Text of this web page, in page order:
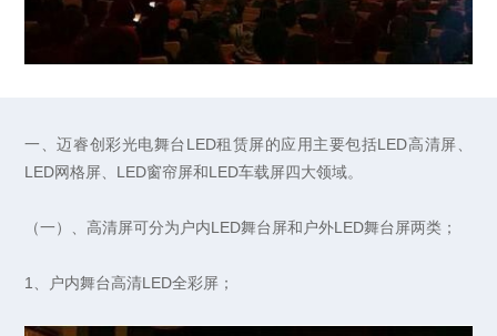
一、迈睿创彩光电舞台LED租赁屏的应用主要包括LED高清屏、
LED网格屏、LED窗帘屏和LED车载屏四大领域。
（一）、高清屏可分为户内LED舞台屏和户外LED舞台屏两类；
1、户内舞台高清LED全彩屏；